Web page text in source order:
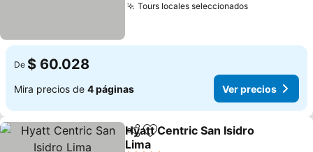
Tours locales seleccionados
De $ 60.028
Mira precios de 4 páginas Ver precios
CompartirAgregar a favoritos
Hyatt Centric San Isidro
Lima